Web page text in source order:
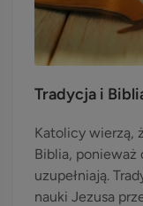
Tradycja i
Katolicy wierzą,
Biblia, ponieważ
uzupełniają.
nauki Jezusa